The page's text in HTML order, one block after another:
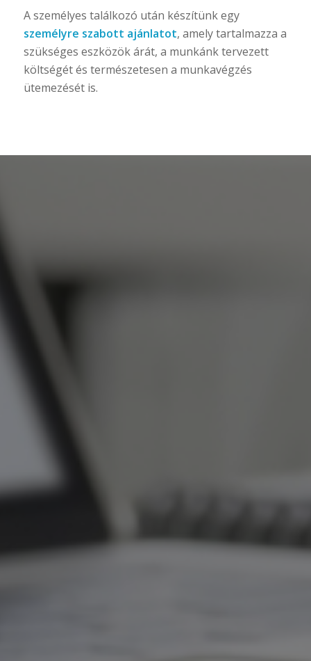
A személyes találkozó után készítünk egy
személyre szabott ajánlatot, amely tartalmazza a
szükséges eszközök árát, a munkánk tervezett
költségét és természetesen a munkavégzés
ütemezését is.